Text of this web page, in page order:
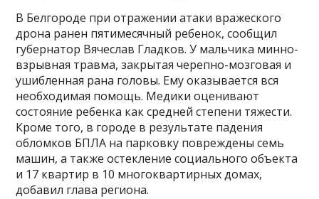
В Белгороде при отражении атаки вражеского
дрона ранен пятимесячный ребенок, сообщил
губернатор Вячеслав Гладков. У мальчика минно-
взрывная травма, закрытая черепно-мозговая и
ушибленная рана головы. Ему оказывается вся
необходимая помощь. Медики оценивают
состояние ребенка как средней степени тяжести.
Кроме того, в городе в результате падения
обломков БПЛА на парковку повреждены семь
машин, а также остекление социального объекта
и 17 квартир в 10 многоквартирных домах,
добавил глава региона.